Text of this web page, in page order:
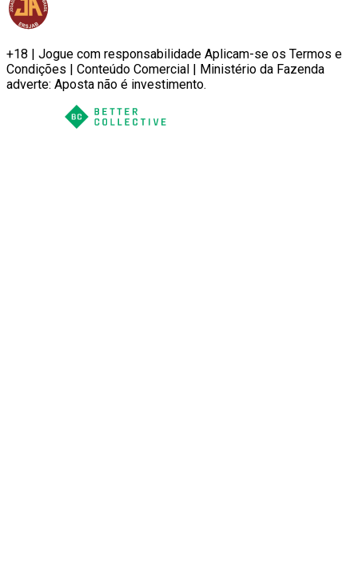
+18 | Jogue com responsabilidade Aplicam-se os Termos e
Condições | Conteúdo Comercial | Ministério da Fazenda
adverte: Aposta não é investimento.